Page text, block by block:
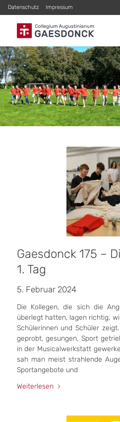
Datenschutz Impressum
Gaesdonck 175 –
1. Tag
5. Februar 2024
Die Kollegen, die sich die
überlegt hatten, lagen richtig,
Schülerinnen und Schüler
geprobt, gesungen, Sport
in der Musicalwerkstatt
sah man meist strahlende
Sportangebote und
Weiterlesen